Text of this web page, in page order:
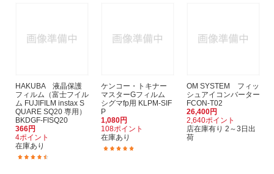
HAKUBA 液晶保護
フィルム（富士フイル
ム FUJIFILM instax S
QUARE SQ20 専用）
BKDGF-FISQ20
366円
4ポイント
在庫あり
ケンコー・トキナー
マスターGフィルム
シグマfp用 KLPM-SIF
P
1,080円
108ポイント
在庫あり
OM SYSTEM フィッ
シュアイコンバーター
FCON-T02
26,400円
2,640ポイント
店在庫有り 2～3日出
荷